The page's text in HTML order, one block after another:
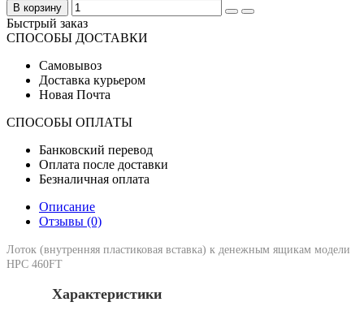
В корзину
Быстрый заказ
СПОСОБЫ ДОСТАВКИ
Самовывоз
Доставка курьером
Новая Почта
СПОСОБЫ ОПЛАТЫ
Банковский перевод
Оплата после доставки
Безналичная оплата
Описание
Отзывы (0)
Лоток (внутренняя пластиковая вставка) к денежным ящикам модели
HPC 460FT
Характеристики